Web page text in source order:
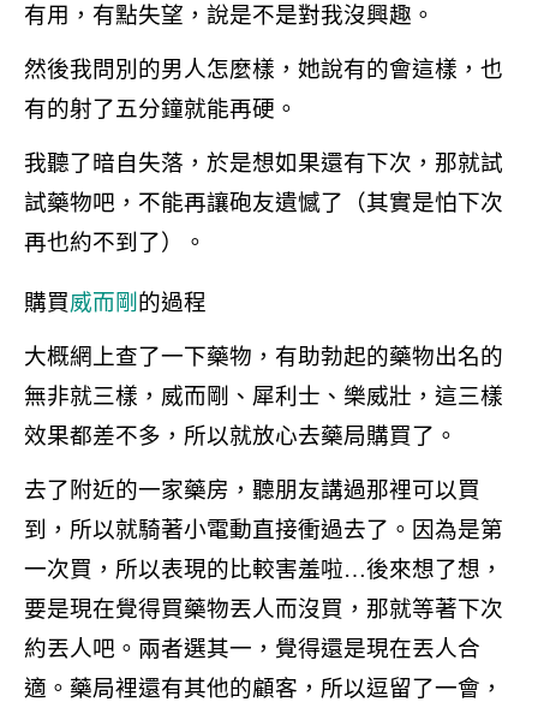
有用，有點失望，說是不是對我沒興趣。
然後我問別的男人怎麼樣，她說有的會這樣，也
有的射了五分鐘就能再硬。
我聽了暗自失落，於是想如果還有下次，那就試
試藥物吧，不能再讓砲友遺憾了（其實是怕下次
再也約不到了）。
購買威而剛 的過程
大概網上查了一下藥物，有助勃起的藥物出名的
無非就三樣，威而剛、犀利士、樂威壯，這三樣
效果都差不多，所以就放心去藥局購買了。
去了附近的一家藥房，聽朋友講過那裡可以買
到，所以就騎著小電動直接衝過去了。因為是第
一次買，所以表現的比較害羞啦…後來想了想，
要是現在覺得買藥物丟人而沒買，那就等著下次
約丟人吧。兩者選其一，覺得還是現在丟人合
適。藥局裡還有其他的顧客，所以逗留了一會，